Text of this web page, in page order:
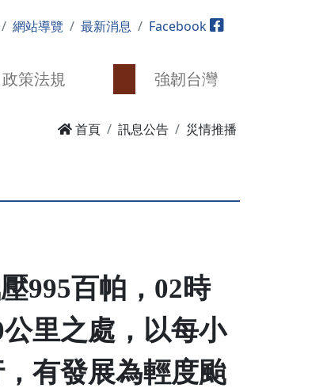
網站導覽 最新消息 Facebook
政策法規 強韌台灣
首頁 訊息公告 災情推播
995百帕， 02時
公里之處 ， 以每小
，有發展為輕度颱